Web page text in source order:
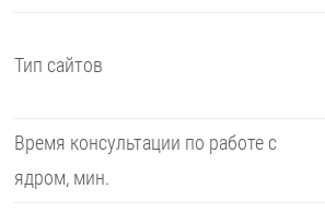
Тип сайтов
Время консультации по работе с
ядром, мин.